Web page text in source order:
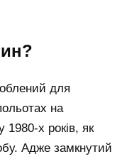
для
на
1980-х років, як
Адже замкнутий